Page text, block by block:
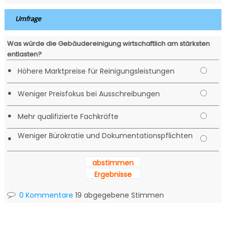
Umfrage
Was würde die Gebäudereinigung wirtschaftlich am stärksten
entlasten?
• Höhere Marktpreise für Reinigungsleistungen
• Weniger Preisfokus bei Ausschreibungen
• Mehr qualifizierte Fachkräfte
• Weniger Bürokratie und Dokumentationspflichten
abstimmen
Ergebnisse
0 Kommentare 19 abgegebene Stimmen